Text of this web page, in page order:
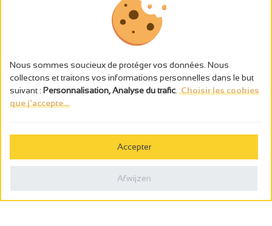
L’abus d’alcool est dangereux pour la santé, à consommer avec
Politique de confidentialité
Nous sommes soucieux de protéger vos données. Nous
collectons et traitons vos informations personnelles dans le but
suivant : Personnalisation, Analyse du trafic Choisir les cookies
que j'accepte...
Accepter
Afwijzen